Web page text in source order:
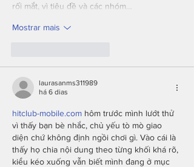
rối mắt, vì tiêu đề và các nhóm…
Mostrar mais
laurasanms311989
há 6 dias
hitclub-mobile.com hôm trước mình lướt thử
vì thấy bạn bè nhắc, chủ yếu tò mò giao
diện chứ không định ngồi chơi gì. Vào cái là
thấy họ chia nội dung theo từng khối khá rõ,
kiểu kéo xuống vẫn biết mình đang ở mục